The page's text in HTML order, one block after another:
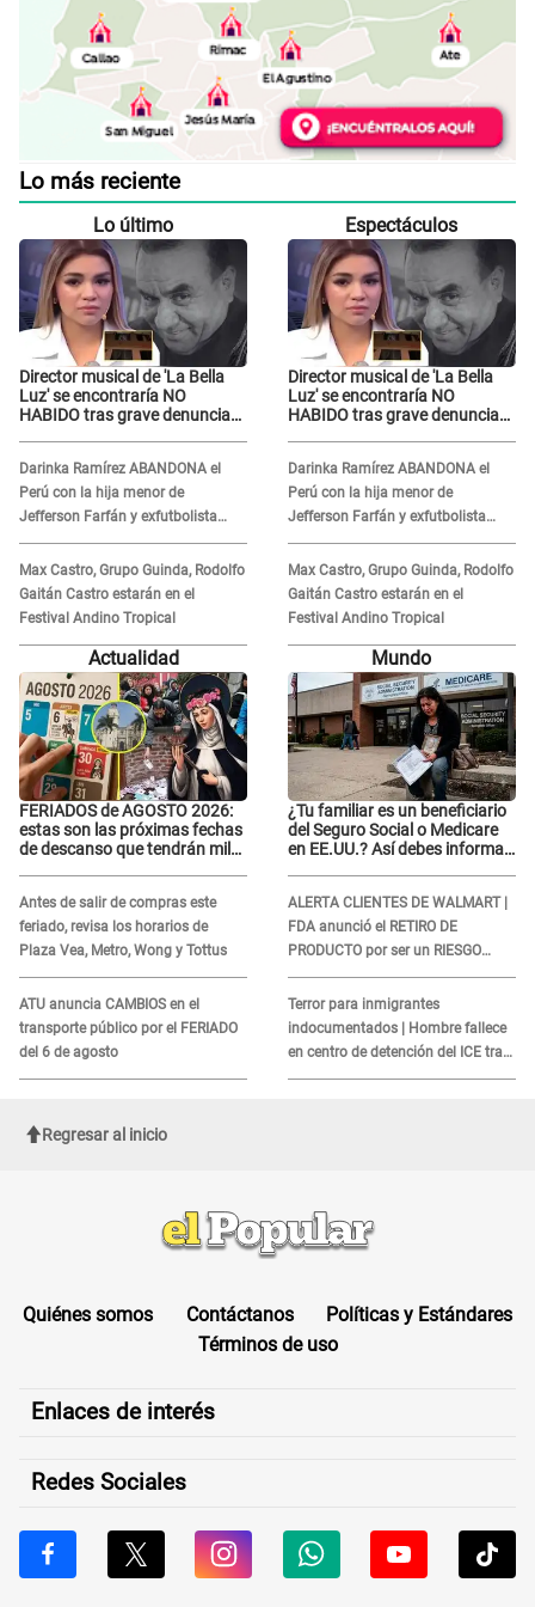
Lo más reciente
Lo último
Director musical de 'La Bella
Luz' se encontraría NO
HABIDO tras grave denuncia
Darinka Ramírez ABANDONA el
Perú con la hija menor de
Jefferson Farfán y exfutbolista
REACCIONA: "A ti que..."
Max Castro, Grupo Guinda, Rodolfo
Gaitán Castro estarán en el
Festival Andino Tropical
Espectáculos
Director musical de 'La Bella
Luz' se encontraría NO
HABIDO tras grave denuncia
Darinka Ramírez ABANDONA el
Perú con la hija menor de
Jefferson Farfán y exfutbolista
REACCIONA: "A ti que..."
Max Castro, Grupo Guinda, Rodolfo
Gaitán Castro estarán en el
Festival Andino Tropical
Actualidad
FERIADOS de AGOSTO 2026:
estas son las próximas fechas
de descanso que tendrán miles
Antes de salir de compras este
feriado, revisa los horarios de
Plaza Vea, Metro, Wong y Tottus
ATU anuncia CAMBIOS en el
transporte público por el FERIADO
del 6 de agosto
Mundo
¿Tu familiar es un beneficiario
del Seguro Social o Medicare
en EE.UU.? Así debes informar
ALERTA CLIENTES DE WALMART |
FDA anunció el RETIRO DE
PRODUCTO por ser un RIESGO
MORTAL para consumidores: ¿Cuál
es?
Terror para inmigrantes
indocumentados | Hombre fallece
en centro de detención del ICE tras
sufrir una "emergencia médica"
Regresar al inicio
Quiénes somos Contáctanos
Políticas y Estándares
Términos de uso
Enlaces de interés
Redes Sociales